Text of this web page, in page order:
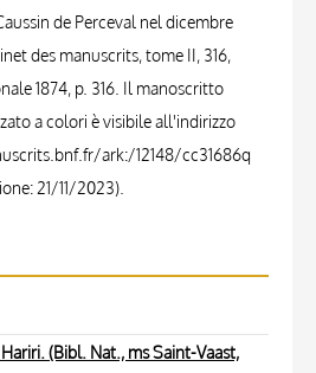
de Perceval nel dicembre
des manuscrits, tome II, 316,
1874, p. 316. Il manoscritto
a colori è visibile all'indirizzo
ark:/12148/cc31686q
21/11/2023).
(Bibl. Nat., ms Saint-Vaast,